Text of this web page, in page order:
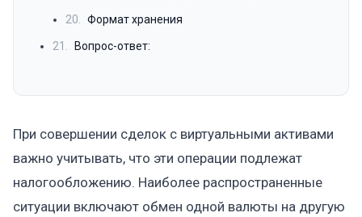
20. Формат хранения
21. Вопрос-ответ:
При совершении сделок с виртуальными активами
важно учитывать, что эти операции подлежат
налогообложению. Наиболее распространенные
ситуации включают обмен одной валюты на другую